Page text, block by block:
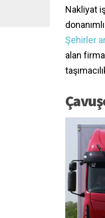
Nakliyat
Şehirler
alan